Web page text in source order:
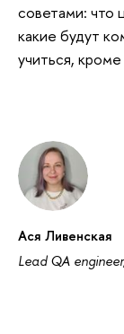
советами: что
какие будут
учиться,
Ася Ливенская
Lead QA